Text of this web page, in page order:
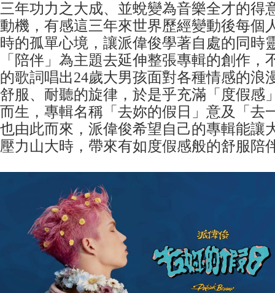
三年功力之大成、並蛻變為音樂全才的得
動機，有感這三年來世界歷經變動後每個
時的孤單心境，讓派偉俊學著自處的同時
「陪伴」為主題去延伸整張專輯的創作，
的歌詞唱出24歲大男孩面對各種情感的浪
舒服、耐聽的旋律，於是乎充滿「度假感
而生，專輯名稱「去妳的假日」意及「去
也由此而來，派偉俊希望自己的專輯能讓
壓力山大時，帶來有如度假感般的舒服陪